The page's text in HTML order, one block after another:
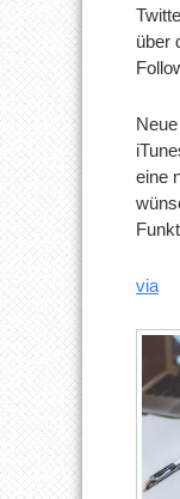
über
eine
via